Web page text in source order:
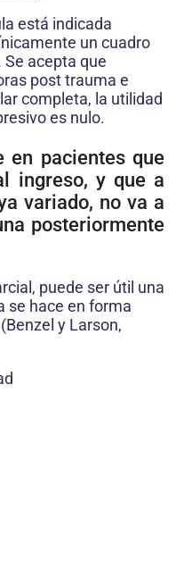
está indicada
un cuadro
acepta que
post trauma e
completa, la utilidad
es nulo.
en pacientes que
ingreso, y que a
variado, no va a
posteriormente
puede ser útil una
se hace en forma
y Larson,